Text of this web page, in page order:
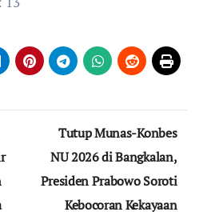
Tutup Munas-Konbes
NU 2026 di Bangkalan,
Presiden Prabowo Soroti
Kebocoran Kekayaan